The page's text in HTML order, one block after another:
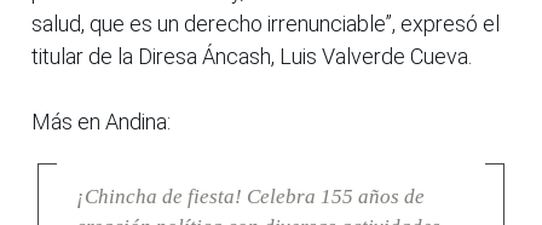
salud, que es un derecho irrenunciable”, expresó el
titular de la Diresa Áncash, Luis Valverde Cueva.
Más en Andina:
¡Chincha de fiesta! Celebra 155 años de